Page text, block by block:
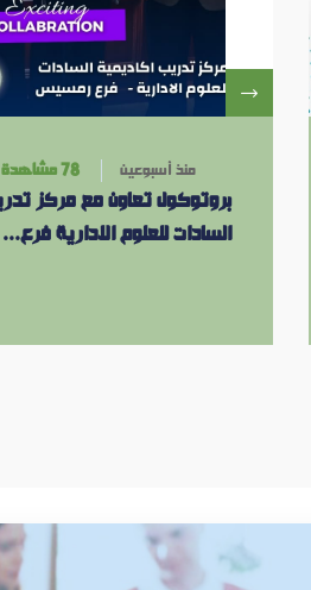
منذ أسبوعين 78 مشاهدة
بروتوكول تعاون مع مركز
السادات للعلوم الادارية فرع...